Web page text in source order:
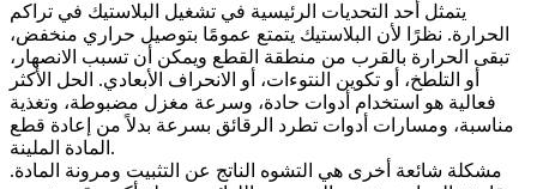
يتمثل أحد التحديات الرئيسية في تشغيل البلاستيك في تراكم
الحرارة. نظرًا لأن البلاستيك يتمتع عمومًا بتوصيل حراري منخفض،
تبقى الحرارة بالقرب من منطقة القطع ويمكن أن تسبب الانصهار،
أو التلطخ، أو تكوين النتوءات، أو الانحراف الأبعادي. الحل الأكثر
فعالية هو استخدام أدوات حادة، وسرعة مغزل مضبوطة، وتغذية
مناسبة، ومسارات أدوات تطرد الرقائق بسرعة بدلاً من إعادة قطع
المادة الملينة.
مشكلة شائعة أخرى هي التشوه الناتج عن التثبيت ومرونة المادة.